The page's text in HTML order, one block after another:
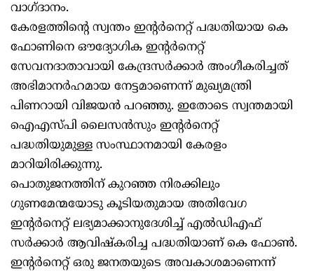
വാഗ്ദാനം.
കേരളത്തിന്റെ സ്വന്തം ഇന്റർനെറ്റ് പദ്ധതിയായ കെ
ഫോണിനെ ഔദ്യോഗിക ഇന്റർനെറ്റ്
സേവനദാതാവായി കേന്ദ്രസർക്കാർ അംഗീകരിച്ചത്
അഭിമാനർഹമായ നേട്ടമാണെന്ന് മുഖ്യമന്ത്രി
പിണറായി വിജയൻ പറഞ്ഞു. ഇതോടെ സ്വന്തമായി
ഐഎസ്പി ലൈസൻസും ഇന്റർനെറ്റ്
പദ്ധതിയുമുള്ള സംസ്ഥാനമായി കേരളം
മാറിയിരിക്കുന്നു.
പൊതുജനത്തിന് കുറഞ്ഞ നിരക്കിലും
ഗുണമേന്മയോടു കൂടിയതുമായ അതിവേഗ
ഇന്റർനെറ്റ് ലഭ്യമാക്കാനുദേശിച്ച് എൽഡിഎഫ്
സർക്കാർ ആവിഷ്കരിച്ച പദ്ധതിയാണ് കെ ഫോൺ.
ഇന്റർനെറ്റ് ഒരു ജനതയുടെ അവകാശമാണെന്ന്